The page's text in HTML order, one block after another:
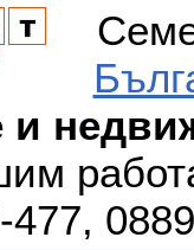
и
477,